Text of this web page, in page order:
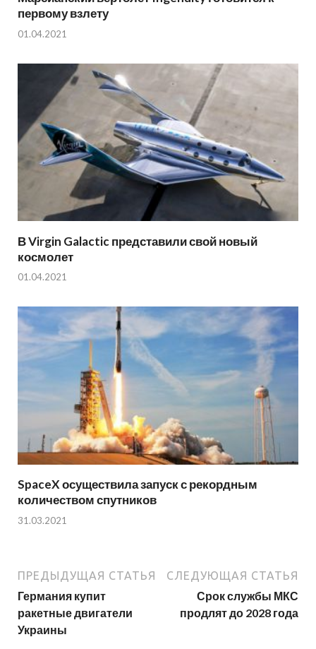
первому взлету
01.04.2021
В Virgin Galactic представили свой новый
космолет
01.04.2021
SpaceX осуществила запуск с рекордным
количеством спутников
31.03.2021
ПРЕДЫДУЩАЯ СТАТЬЯ
Германия купит
ракетные двигатели
Украины
СЛЕДУЮЩАЯ СТАТЬЯ
Срок службы МКС
продлят до 2028 года